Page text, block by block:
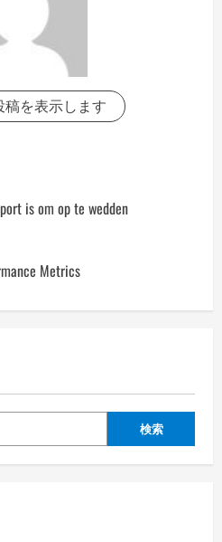
稿を表示します
is om op te wedden
Metrics
検索